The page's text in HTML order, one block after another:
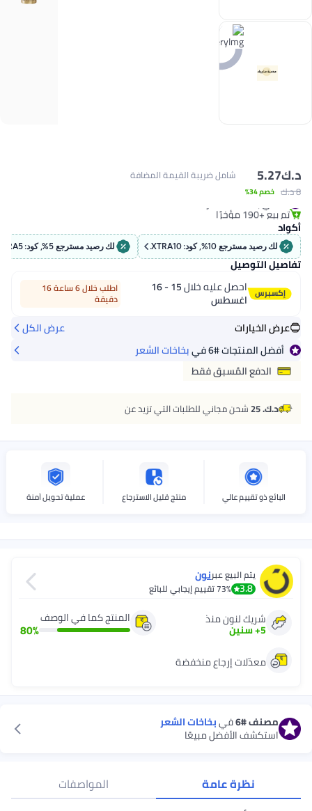
د.ك‏5.27
8 د.ك‏ خصم 34%
شامل ضريبة القيمة المضافة
تم بيع +190 مؤخرًا
#6 في بخاخات الشعر
أكواد
لك رصيد مسترجع 10%, كود: EXTRA10 لك رصيد مسترجع 5%, كود: EXTRA5
تفاصيل التوصيل
احصل عليه خلال
15 - 16
اغسطس
اطلب خلال 6 ساعة 16
دقيقة
عرض الخيارات
عرض الكل
أفضل المنتجات#6 فيبخاخات الشعر
الدفع المُسبق فقط
د.ك. 25 شحن مجاني للطلبات التي تزيد عن
البائع ذو تقييم عالي منتج قليل الاسترجاع عملية تحويل آمنة
يتم البيع عبرنون
3.8
73%تقييم إيجابي للبائع
المنتج كما في الوصف
80%
شريك لنون منذ
5
+سنين
معدّلات إرجاع منخفضة
مصنف#6 فيبخاخات الشعر
استكشف الأفضل مبيعًا
نظرة عامة المواصفات